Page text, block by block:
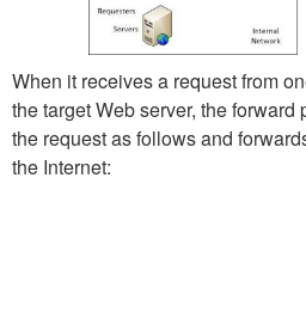
When it receives a request from
the target Web server, the
the request as follows and
the Internet: